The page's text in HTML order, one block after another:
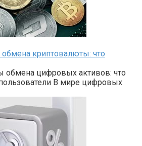
криптовалюты: что
обмена цифровых активов: что
В мире цифровых